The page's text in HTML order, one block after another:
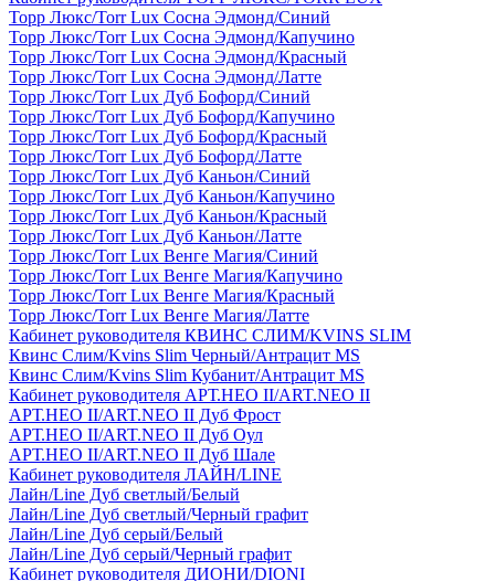
Торр Люкс/Torr Lux Сосна Эдмонд/Синий
Торр Люкс/Torr Lux Сосна Эдмонд/Капучино
Торр Люкс/Torr Lux Сосна Эдмонд/Красный
Торр Люкс/Torr Lux Сосна Эдмонд/Латте
Торр Люкс/Torr Lux Дуб Бофорд/Синий
Торр Люкс/Torr Lux Дуб Бофорд/Капучино
Торр Люкс/Torr Lux Дуб Бофорд/Красный
Торр Люкс/Torr Lux Дуб Бофорд/Латте
Торр Люкс/Torr Lux Дуб Каньон/Синий
Торр Люкс/Torr Lux Дуб Каньон/Капучино
Торр Люкс/Torr Lux Дуб Каньон/Красный
Торр Люкс/Torr Lux Дуб Каньон/Латте
Торр Люкс/Torr Lux Венге Магия/Синий
Торр Люкс/Torr Lux Венге Магия/Капучино
Торр Люкс/Torr Lux Венге Магия/Красный
Торр Люкс/Torr Lux Венге Магия/Латте
Кабинет руководителя КВИНС СЛИМ/KVINS SLIM
Квинс Слим/Kvins Slim Черный/Антрацит MS
Квинс Слим/Kvins Slim Кубанит/Антрацит MS
Кабинет руководителя АРТ.НЕО II/ART.NEO II
АРТ.НЕО II/ART.NEO II Дуб Фрост
АРТ.НЕО II/ART.NEO II Дуб Оул
АРТ.НЕО II/ART.NEO II Дуб Шале
Кабинет руководителя ЛАЙН/LINE
Лайн/Line Дуб светлый/Белый
Лайн/Line Дуб светлый/Черный графит
Лайн/Line Дуб серый/Белый
Лайн/Line Дуб серый/Черный графит
Кабинет руководителя ДИОНИ/DIONI